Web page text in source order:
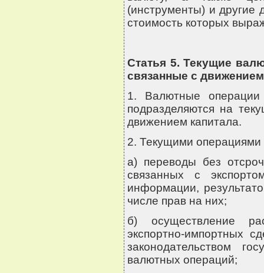
(инструменты) и другие
стоимость которых
Статья 5. Текущие
связанные с
1. Валютные
подразделяются на
движением капитала.
2. Текущими операциями
а) переводы без
связанных с
информации,
числе прав на них;
б) осуществление
экспортно-импортных
законодательством
валютных операций;